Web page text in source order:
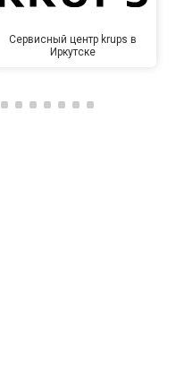
Сервисный центр krups в
Иркутске